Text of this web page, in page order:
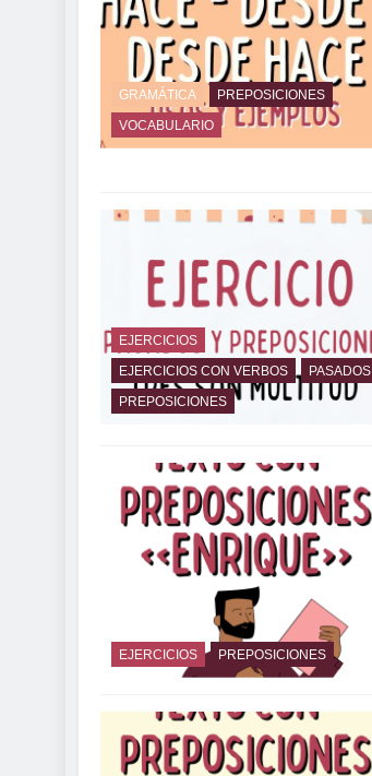
GRAMÁTICA
PREPOSICIONES
VOCABULARIO
EJERCICIOS
EJERCICIOS CON VERBOS
PASADOS
PREPOSICIONES
EJERCICIOS PREPOSICIONES